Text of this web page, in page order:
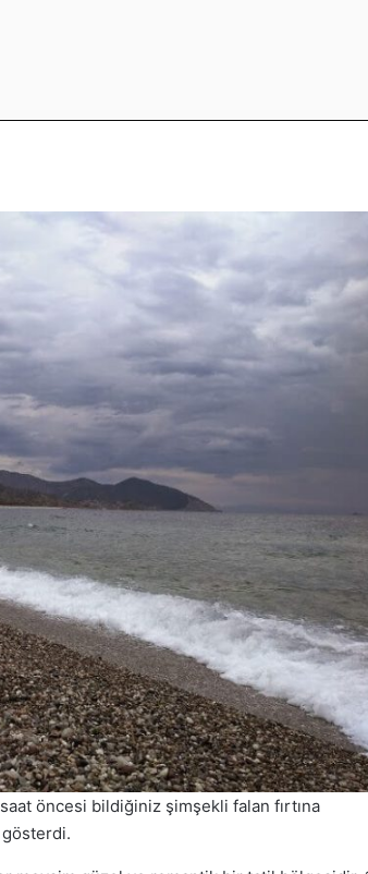
öncesi bildiğiniz şimşekli falan fırtına